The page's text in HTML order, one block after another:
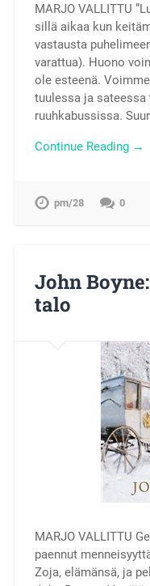
MARJO VALLITTU
sillä aikaa kun
vastausta
varattua). Huono
ole esteenä.
tuulessa ja
ruuhkabussissa.
Continue Reading →
pm/28 0
John
talo
MARJO VALLITTU
paennut
Zoja, elämänsä, ja